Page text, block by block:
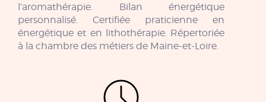
l’aromathérapie. Bilan énergétique
personnalisé. Certifiée praticienne en
énergétique et en lithothérapie. Répertoriée
à la chambre des métiers de Maine-et-Loire.